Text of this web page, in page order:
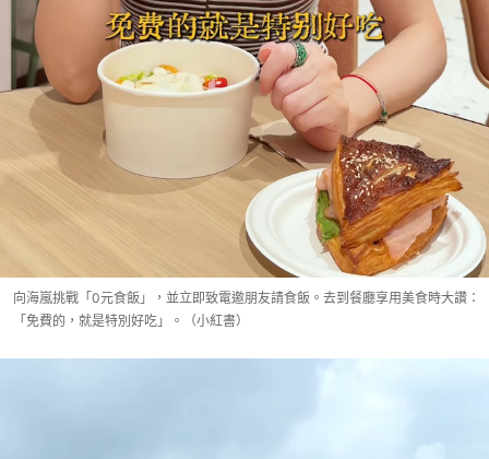
向海嵐挑戰「0元食飯」，並立即致電邀朋友請食飯。去到餐廳享用美食時大讚：
「免費的，就是特別好吃」。（小紅書）